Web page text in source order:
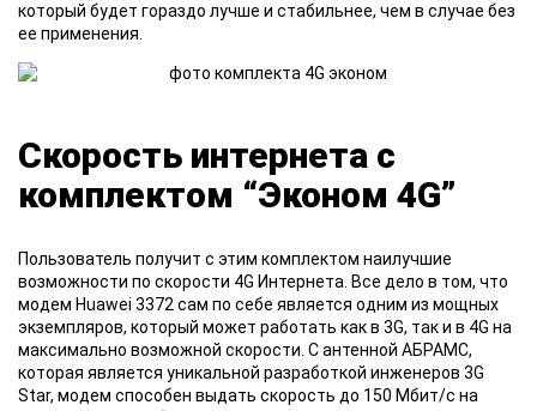
который будет гораздо лучше и стабильнее, чем в случае без
ее применения.
Скорость интернета с
комплектом “Эконом 4G”
Пользователь получит с этим комплектом наилучшие
возможности по скорости 4G Интернета. Все дело в том, что
модем Huawei 3372 сам по себе является одним из мощных
экземпляров, который может работать как в 3G, так и в 4G на
максимально возможной скорости. С антенной АБРАМС,
которая является уникальной разработкой инженеров 3G
Star, модем способен выдать скорость до 150 Мбит/с на